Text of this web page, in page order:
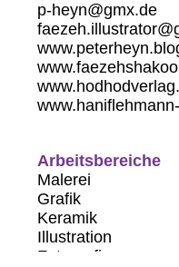
p-heyn@gmx.de
Arbeitsbereiche
Malerei
Grafik
Keramik
Illustration
Fotografie